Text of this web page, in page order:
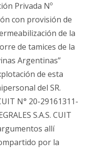
Privada Nº
con provisión de
de la
de tamices de la
Argentinas”
de esta
del SR.
N° 20-29161311-
S.A.S. CUIT
allí
por la